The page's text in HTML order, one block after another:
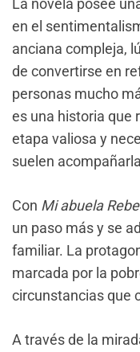
en el
anciana compleja,
de convertirse en
personas mucho
es una historia que
etapa valiosa y
suelen
Con Mi abuela
un paso más y se
familiar. La
marcada por la
circunstancias que
A través de la